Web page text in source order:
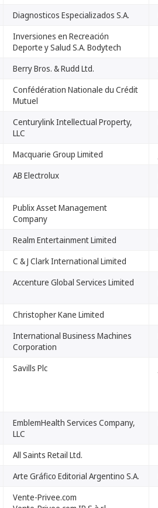
Diagnosticos Especializados S.A.
Inversiones en Recreación
Deporte y Salud S.A. Bodytech
Berry Bros. & Rudd Ltd.
Confédération Nationale du Crédit
Mutuel
Centurylink Intellectual Property,
LLC
Macquarie Group Limited
AB Electrolux
Publix Asset Management
Company
Realm Entertainment Limited
C & J Clark International Limited
Accenture Global Services Limited
Christopher Kane Limited
International Business Machines
Corporation
Savills Plc
EmblemHealth Services Company,
LLC
All Saints Retail Ltd.
Arte Gráfico Editorial Argentino S.A.
Vente-Privee.com